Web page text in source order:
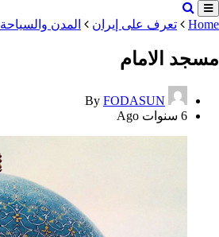
Home تعرف على إيران المدن والسياحة
مسجد الامام
By FODASUN
6 سنوات Ago